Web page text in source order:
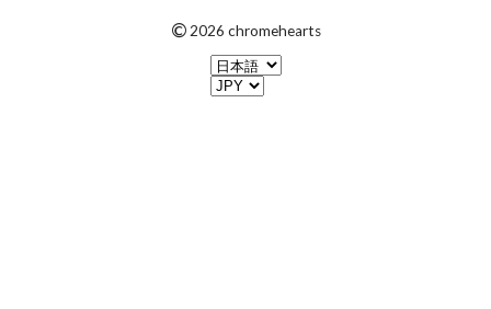
© 2026 chromehearts